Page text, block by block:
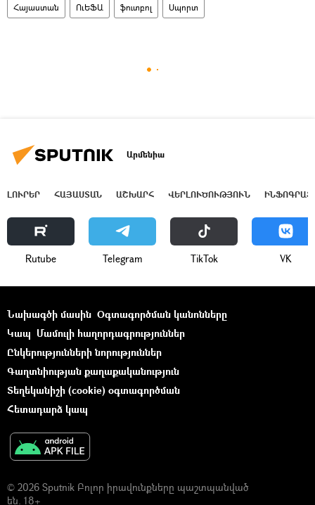
Հայաստան ՈւԵՖԱ ֆուտբոլ Սպորտ
Արմենիա
ԼՈՒՐԵՐ ՀԱՅԱՍՏԱՆ ԱՇԽԱՐՀ ՎԵՐԼՈՒԾՈՒԹՅՈՒՆ
Rutube Telegram ТikТоk VK
Նախագծի մասին Օգտագործման կանոնները
Կապ Մամուլի հաղորդագրություններ
Ընկերությունների նորություններ
Գաղտնիության քաղաքականություն
Տեղեկանիշի (cookie) օգտագործման
Հետադարձ կապ
© 2026 Sputnik Բոլոր իրավունքները պաշտպանված
են. 18+